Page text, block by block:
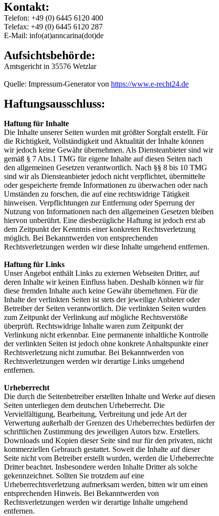
Kontakt:
Telefon: +49 (0) 6445 6120 400
Telefax: +49 (0) 6445 6120 287
E-Mail: info(at)anncarina(dot)de
Aufsichtsbehörde:
Amtsgericht in 35576 Wetzlar
Quelle: Impressum-Generator von https://www.e-recht24.de
Haftungsausschluss:
Haftung für Inhalte
Die Inhalte unserer Seiten wurden mit größter Sorgfalt erstellt. Für
die Richtigkeit, Vollständigkeit und Aktualität der Inhalte können
wir jedoch keine Gewähr übernehmen. Als Diensteanbieter sind wir
gemäß § 7 Abs.1 TMG für eigene Inhalte auf diesen Seiten nach
den allgemeinen Gesetzen verantwortlich. Nach §§ 8 bis 10 TMG
sind wir als Diensteanbieter jedoch nicht verpflichtet, übermittelte
oder gespeicherte fremde Informationen zu überwachen oder nach
Umständen zu forschen, die auf eine rechtswidrige Tätigkeit
hinweisen. Verpflichtungen zur Entfernung oder Sperrung der
Nutzung von Informationen nach den allgemeinen Gesetzen bleiben
hiervon unberührt. Eine diesbezügliche Haftung ist jedoch erst ab
dem Zeitpunkt der Kenntnis einer konkreten Rechtsverletzung
möglich. Bei Bekanntwerden von entsprechenden
Rechtsverletzungen werden wir diese Inhalte umgehend entfernen.
Haftung für Links
Unser Angebot enthält Links zu externen Webseiten Dritter, auf
deren Inhalte wir keinen Einfluss haben. Deshalb können wir für
diese fremden Inhalte auch keine Gewähr übernehmen. Für die
Inhalte der verlinkten Seiten ist stets der jeweilige Anbieter oder
Betreiber der Seiten verantwortlich. Die verlinkten Seiten wurden
zum Zeitpunkt der Verlinkung auf mögliche Rechtsverstöße
überprüft. Rechtswidrige Inhalte waren zum Zeitpunkt der
Verlinkung nicht erkennbar. Eine permanente inhaltliche Kontrolle
der verlinkten Seiten ist jedoch ohne konkrete Anhaltspunkte einer
Rechtsverletzung nicht zumutbar. Bei Bekanntwerden von
Rechtsverletzungen werden wir derartige Links umgehend
entfernen.
Urheberrecht
Die durch die Seitenbetreiber erstellten Inhalte und Werke auf diesen
Seiten unterliegen dem deutschen Urheberrecht. Die
Vervielfältigung, Bearbeitung, Verbreitung und jede Art der
Verwertung außerhalb der Grenzen des Urheberrechtes bedürfen der
schriftlichen Zustimmung des jeweiligen Autors bzw. Erstellers.
Downloads und Kopien dieser Seite sind nur für den privaten, nicht
kommerziellen Gebrauch gestattet. Soweit die Inhalte auf dieser
Seite nicht vom Betreiber erstellt wurden, werden die Urheberrechte
Dritter beachtet. Insbesondere werden Inhalte Dritter als solche
gekennzeichnet. Sollten Sie trotzdem auf eine
Urheberrechtsverletzung aufmerksam werden, bitten wir um einen
entsprechenden Hinweis. Bei Bekanntwerden von
Rechtsverletzungen werden wir derartige Inhalte umgehend
entfernen.